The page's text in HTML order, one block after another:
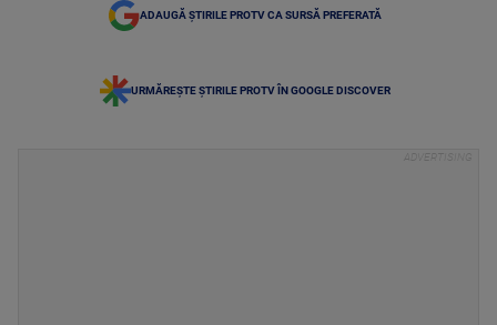
ADAUGĂ ȘTIRILE PROTV CA SURSĂ PREFERATĂ
URMĂREȘTE ȘTIRILE PROTV ÎN GOOGLE DISCOVER